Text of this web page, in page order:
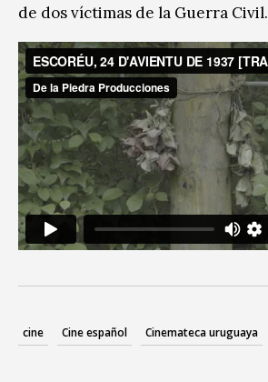
de dos víctimas de la Guerra Civil.
cine Cine español Cinemateca uruguaya